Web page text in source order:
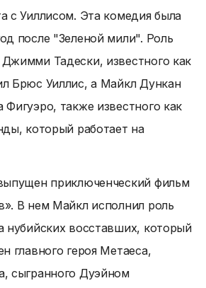
с Уиллисом. Эта комедия была
после "Зеленой мили". Роль
Тадески, известного как
Брюс Уиллис, а Майкл Дункан
Фигуэро, также известного как
который работает на
приключенческий фильм
В нем Майкл исполнил роль
нубийских восставших, который
главного героя Метаеса,
сыгранного Дуэйном